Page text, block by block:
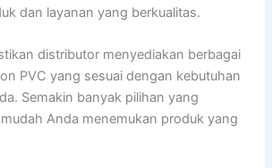
dan layanan yang berkualitas.
distributor menyediakan berbagai
PVC yang sesuai dengan kebutuhan
Semakin banyak pilihan yang
Anda menemukan produk yang